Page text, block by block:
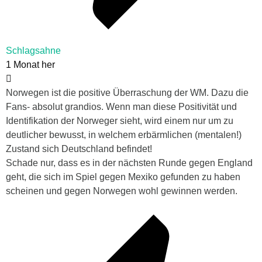
Schlagsahne
1 Monat her
Norwegen ist die positive Überraschung der WM. Dazu die
Fans- absolut grandios. Wenn man diese Positivität und
Identifikation der Norweger sieht, wird einem nur um zu
deutlicher bewusst, in welchem erbärmlichen (mentalen!)
Zustand sich Deutschland befindet!
Schade nur, dass es in der nächsten Runde gegen England
geht, die sich im Spiel gegen Mexiko gefunden zu haben
scheinen und gegen Norwegen wohl gewinnen werden.